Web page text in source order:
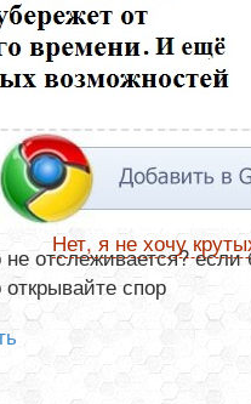
а России. Посылка от
или нет?
не отслеживается?
спор
Нет, я не хочу